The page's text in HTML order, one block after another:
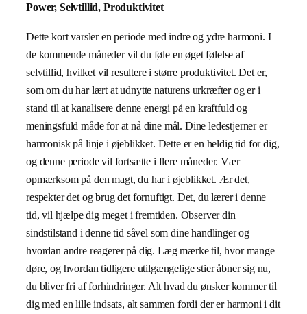
Power, Selvtillid, Produktivitet
Dette kort varsler en periode med indre og ydre harmoni. I
de kommende måneder vil du føle en øget følelse af
selvtillid, hvilket vil resultere i større produktivitet. Det er,
som om du har lært at udnytte naturens urkræfter og er i
stand til at kanalisere denne energi på en kraftfuld og
meningsfuld måde for at nå dine mål. Dine ledestjerner er
harmonisk på linje i øjeblikket. Dette er en heldig tid for dig,
og denne periode vil fortsætte i flere måneder. Vær
opmærksom på den magt, du har i øjeblikket. Ær det,
respekter det og brug det fornuftigt. Det, du lærer i denne
tid, vil hjælpe dig meget i fremtiden. Observer din
sindstilstand i denne tid såvel som dine handlinger og
hvordan andre reagerer på dig. Læg mærke til, hvor mange
døre, og hvordan tidligere utilgængelige stier åbner sig nu,
du bliver fri af forhindringer. Alt hvad du ønsker kommer til
dig med en lille indsats, alt sammen fordi der er harmoni i dit